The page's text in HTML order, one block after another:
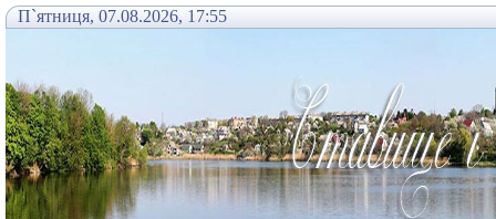
П`ятниця, 07.08.2026, 17:55